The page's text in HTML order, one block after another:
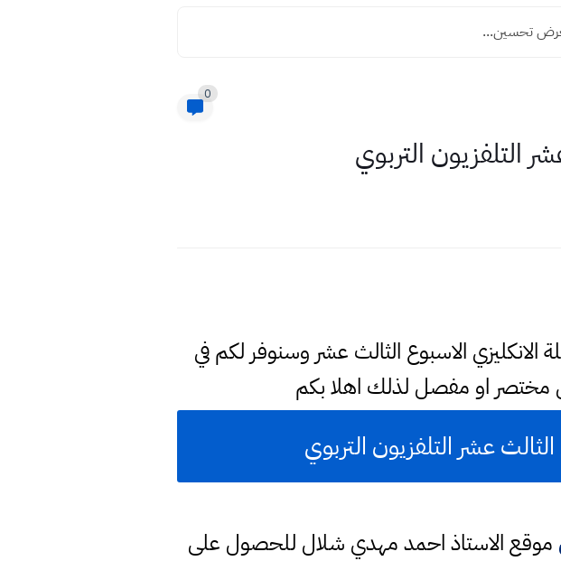
تحسين...
0
التلفزيون التربوي
الاسبوع الثالث عشر وسنوفر لكم في
مختصر او مفصل لذلك اهلا بكم
عشر التلفزيون التربوي
موقع الاستاذ احمد مهدي شلال للحصول على